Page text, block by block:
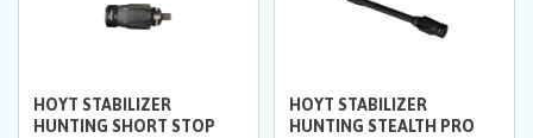
HOYT STABILIZER
HUNTING SHORT STOP
HOYT STABILIZER
HUNTING STEALTH PRO